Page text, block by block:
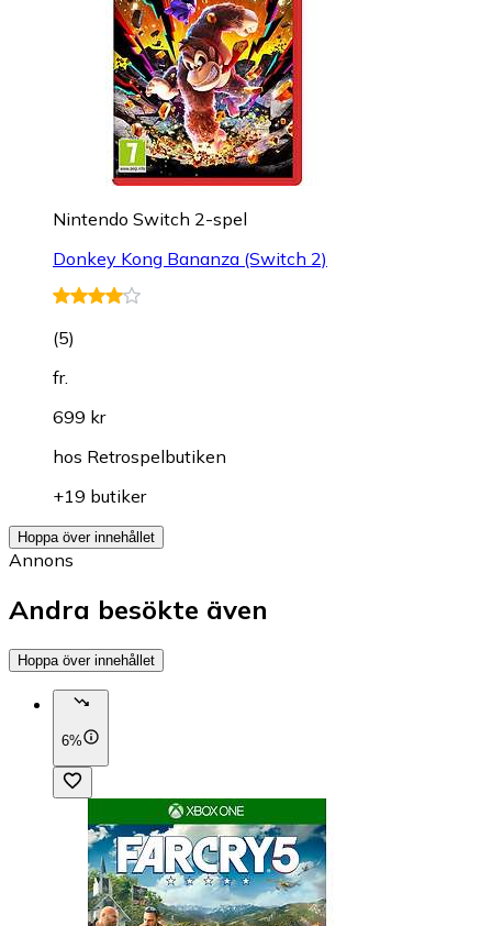
Nintendo Switch 2-spel
Donkey Kong Bananza (Switch 2)
(5)
fr.
699 kr
hos Retrospelbutiken
+19 butiker
Hoppa över innehållet
Annons
Andra besökte även
Hoppa över innehållet
6%